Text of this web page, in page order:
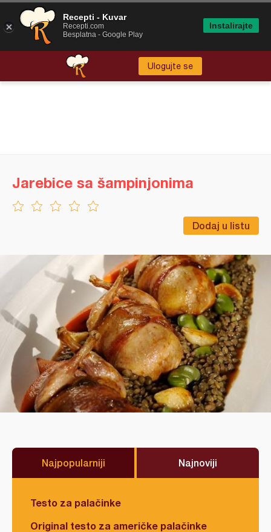
Ulogujte se
Dodaj u listu
Jarebice sa šampinjonima
Najpopularniji Najnoviji
Testo za palačinke
Original testo za američke palačinke
Recepti - Kuvar
Recepti.com
Besplatna - Google Play
Instalirajte